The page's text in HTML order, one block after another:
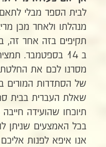
לבית הספר מבלי
מנהלתו ולאחר מכן
ב 14 בספטמבר.
מסרנו לכם את החלטת
של הסתדרות המורים
שאלת העברית בבית
תיוכחו שהועידה
בכל האמצעים שניתן
אנו איפא לפנות